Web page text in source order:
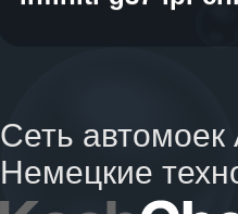
Сеть автомоек
Немецкие